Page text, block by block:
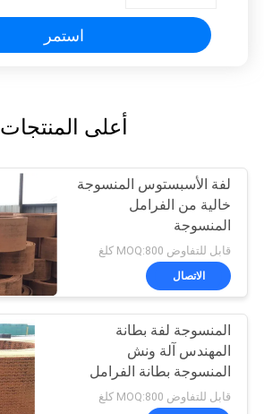
استمر
أعلى المنتجات
لفة الأسبستوس المنسوجة
خالية من الفرامل
المنسوجة
قابل للتفاوض MOQ:800 كلغ
الاتصال
المنسوجة لفة بطانة
المهندس آلة ونش
المنسوجة بطانة الفرامل
الفرقة المواد
قابل للتفاوض MOQ:800 كلغ